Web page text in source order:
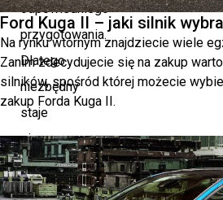
odpowiedniego
przygotowania.
Dlatego
niezbędny
staje
się
samochodów
z
Ford Kuga II – jaki silnik
Na rynku wtórnym znajdziecie wiele
Zanim zdecydujecie się na zakup
silników, spośród której możecie
zakup Forda Kuga II.